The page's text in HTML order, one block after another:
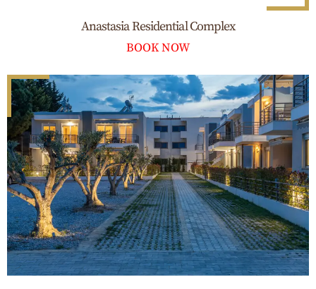
Anastasia Residential Complex
BOOK NOW